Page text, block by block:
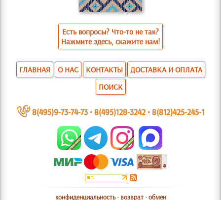
Есть вопросы? Что-то не так?
Нажмите здесь, скажите нам!
ГЛАВНАЯ О НАС КОНТАКТЫ
ДОСТАВКА И ОПЛАТА
ПОИСК
~ 8(495)9-73-74-73•8(495)128-3242•8(812)425-245-1
конфиденциальность• возврат•обмен